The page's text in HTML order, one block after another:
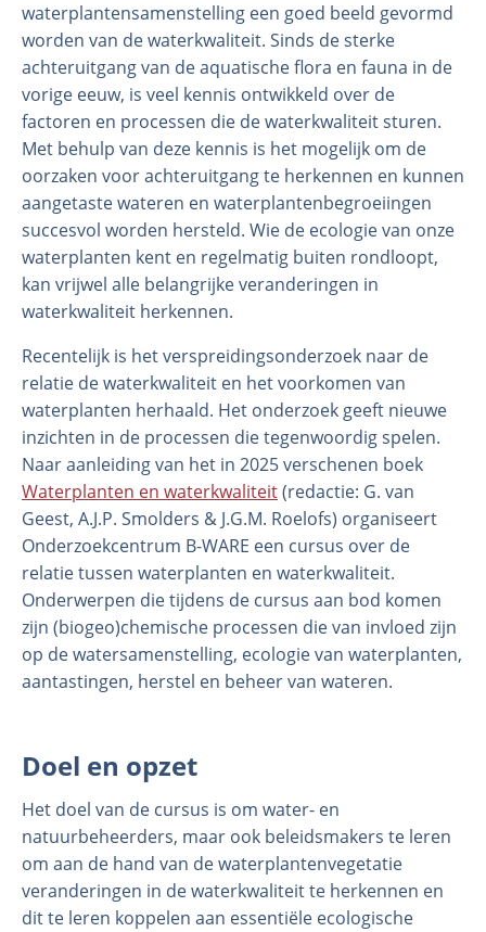
Organisatie
Medewerkers
Laboratorium
Veld- en laboratoriumexperimenten
Veldwerkzaamheden
waterplantensamenstelling een goed beeld gevormd
worden van de waterkwaliteit. Sinds de sterke
achteruitgang van de aquatische flora en fauna in de
vorige eeuw, is veel kennis ontwikkeld over de
factoren en processen die de waterkwaliteit sturen.
Met behulp van deze kennis is het mogelijk om de
oorzaken voor achteruitgang te herkennen en kunnen
aangetaste wateren en waterplantenbegroeiingen
succesvol worden hersteld. Wie de ecologie van onze
waterplanten kent en regelmatig buiten rondloopt,
kan vrijwel alle belangrijke veranderingen in
waterkwaliteit herkennen.
Recentelijk is het verspreidingsonderzoek naar de
relatie de waterkwaliteit en het voorkomen van
waterplanten herhaald. Het onderzoek geeft nieuwe
inzichten in de processen die tegenwoordig spelen.
Naar aanleiding van het in 2025 verschenen boek
Waterplanten en waterkwaliteit(redactie: G. van
Geest, A.J.P. Smolders & J.G.M. Roelofs) organiseert
Onderzoekcentrum B-WARE een cursus over de
relatie tussen waterplanten en waterkwaliteit.
Onderwerpen die tijdens de cursus aan bod komen
zijn (biogeo)chemische processen die van invloed zijn
op de watersamenstelling, ecologie van waterplanten,
aantastingen, herstel en beheer van wateren.
Doel en opzet
Het doel van de cursus is om water- en
natuurbeheerders, maar ook beleidsmakers te leren
om aan de hand van de waterplantenvegetatie
veranderingen in de waterkwaliteit te herkennen en
dit te leren koppelen aan essentiële ecologische